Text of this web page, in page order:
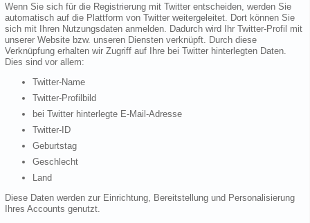
Wenn Sie sich für die Registrierung mit Twitter entscheiden, werden Sie
automatisch auf die Plattform von Twitter weitergeleitet. Dort können Sie
sich mit Ihren Nutzungsdaten anmelden. Dadurch wird Ihr Twitter-Profil mit
unserer Website bzw. unseren Diensten verknüpft. Durch diese
Verknüpfung erhalten wir Zugriff auf Ihre bei Twitter hinterlegten Daten.
Dies sind vor allem:
Twitter-Name
Twitter-Profilbild
bei Twitter hinterlegte E-Mail-Adresse
Twitter-ID
Geburtstag
Geschlecht
Land
Diese Daten werden zur Einrichtung, Bereitstellung und Personalisierung
Ihres Accounts genutzt.